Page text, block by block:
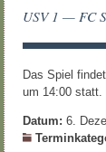
USV 1 — FC
Das Spiel
um 14:00 statt.
Datum: 6.